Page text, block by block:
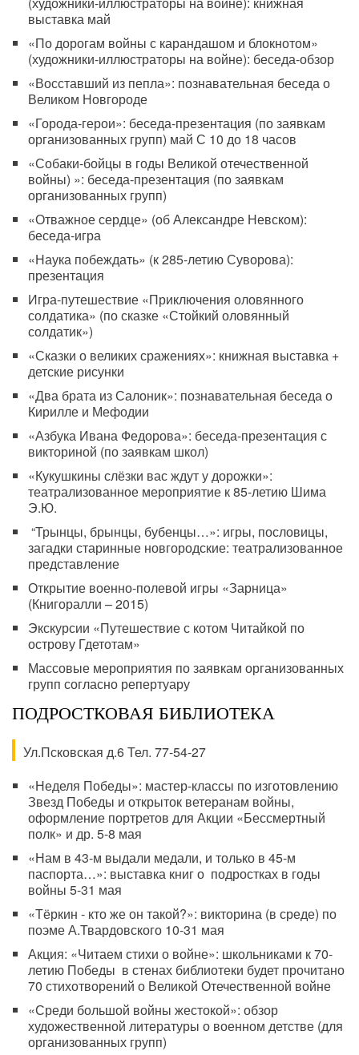
выставка май
«По дорогам войны с карандашом и блокнотом»
(художники-иллюстраторы на войне): беседа-обзор
«Восставший из пепла»: познавательная беседа о
Великом Новгороде
«Города-герои»: беседа-презентация (по заявкам
организованных групп) май С 10 до 18 часов
«Собаки-бойцы в годы Великой отечественной
войны) »: беседа-презентация (по заявкам
организованных групп)
«Отважное сердце» (об Александре Невском):
беседа-игра
«Наука побеждать» (к 285-летию Суворова):
презентация
Игра-путешествие «Приключения оловянного
солдатика» (по сказке «Стойкий оловянный
солдатик»)
«Сказки о великих сражениях»: книжная выставка +
детские рисунки
«Два брата из Салоник»: познавательная беседа о
Кирилле и Мефодии
«Азбука Ивана Федорова»: беседа-презентация с
викториной (по заявкам школ)
«Кукушкины слёзки вас ждут у дорожки»:
театрализованное мероприятие к 85-летию Шима
Э.Ю.
“Трынцы, брынцы, бубенцы…»: игры, пословицы,
загадки старинные новгородские: театрализованное
представление
Открытие военно-полевой игры «Зарница»
(Книгоралли – 2015)
Экскурсии «Путешествие с котом Читайкой по
острову Гдетотам»
Массовые мероприятия по заявкам организованных
групп согласно репертуару
ПОДРОСТКОВАЯ БИБЛИОТЕКА
Ул.Псковская д.6 Тел. 77-54-27
«Неделя Победы»: мастер-классы по изготовлению
Звезд Победы и открыток ветеранам войны,
оформление портретов для Акции «Бессмертный
полк» и др. 5-8 мая
«Нам в 43-м выдали медали, и только в 45-м
паспорта…»: выставка книг о подростках в годы
войны 5-31 мая
«Тёркин - кто же он такой?»: викторина (в среде) по
поэме А.Твардовского 10-31 мая
Акция: «Читаем стихи о войне»: школьниками к 70-
летию Победы в стенах библиотеки будет прочитано
70 стихотворений о Великой Отечественной войне
«Среди большой войны жестокой»: обзор
художественной литературы о военном детстве (для
организованных групп)